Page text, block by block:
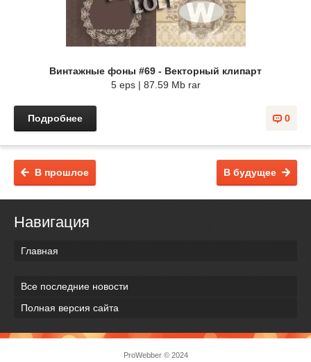
Винтажные фоны #69 - Векторный клипарт
5 eps | 87.59 Mb rar
0
Подробнее
В будущее
В прошлое
Навигация
Главная
Все последние новости
Полная версия сайта
ProWebber © 2024